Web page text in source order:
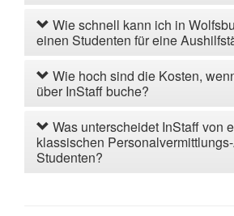
Wie schnell kann ich in
einen Studenten für eine
Wie hoch sind die Kosten,
über InStaff buche?
Was unterscheidet InStaff von
klassischen
Studenten?